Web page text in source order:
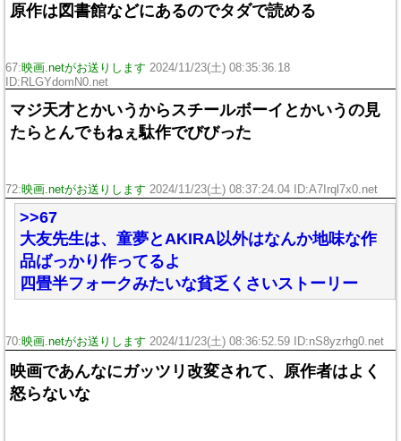
原作は図書館などにあるのでタダで読める
67:映画.netがお送りします 2024/11/23(土) 08:35:36.18
ID:RLGYdomN0.net
マジ天才とかいうからスチールボーイとかいうの見
たらとんでもねぇ駄作でびびった
72:映画.netがお送りします 2024/11/23(土) 08:37:24.04 ID:A7Irql7x0.net
>>67
大友先生は、童夢とAKIRA以外はなんか地味な作
品ばっかり作ってるよ
四畳半フォークみたいな貧乏くさいストーリー
70:映画.netがお送りします 2024/11/23(土) 08:36:52.59 ID:nS8yzrhg0.net
映画であんなにガッツリ改変されて、原作者はよく
怒らないな